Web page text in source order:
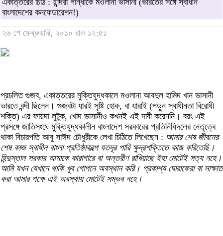
একাত্তরের চিঠি : ইন্দিরা গান্ধীকে মওলানা ভাসানী (ভারতের সঙ্গে স্বাধীন
বাংলাদেশের কনফেডারেশন!)
২৬ শে ফেব্রুয়ারি, ২০১০ রাত ১২:৫১
প্রচলিত গুজব, একাত্তরের মুক্তিযুদ্ধকালে মওলানা আবদুল হামিদ খান ভাসানী
ভারতে বন্দী ছিলেন। গুজবটা যারই সৃষ্টি হোক, বা যারাই (পড়ুন স্বাধীনতা বিরোধী
শক্তি) এর ফায়দা লুটুক, খোদ ভাসানীও কখনই এই দাবী করেননি। বরং এই
প্রসঙ্গে জাতিসংঘে মুক্তিযুদ্ধকালীন বাংলাদেশ সরকারের প্রতিনিধিদলের নেতৃত্বে
থাকা বিচারপতি আবু সাঈদ চৌধুরীকে লেখা চিঠিতে লিখেছেন : আমার শেষ জীবনের
শেষ কাজ স্বাধীন বাংলা প্রতিষ্ঠাকল্পে যতদূর পারি ক্ষুদ্রশক্তিতে কাজ করিতেছি।
হিন্দুস্তান সরকার আমাকে কারাগারে বা অন্তরীণ রাখিয়াছে ইহা মোটেই সত্য নহে।
আমি যখন যেখানে থাকি খুব গোপনে অবস্থান করি। প্রকাশ্য ঘোরাফেরা বা সাক্ষাত
করা আমার পক্ষে এই অবস্থায় মোটেই সম্ভব নহে।